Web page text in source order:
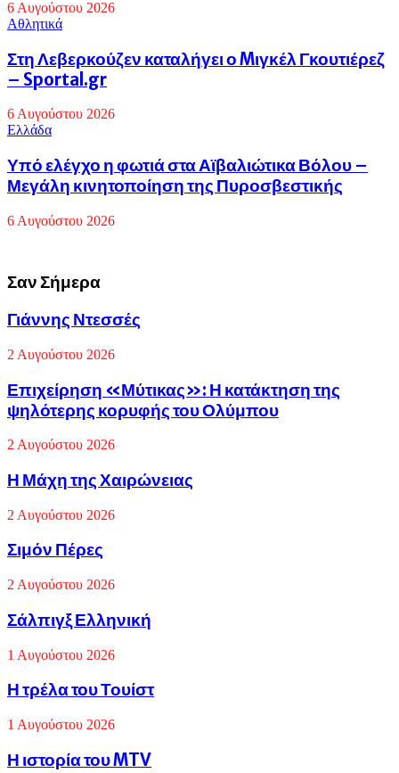
6 Αυγούστου 2026
Αθλητικά
Στη Λεβερκούζεν καταλήγει ο Mιγκέλ Γκουτιέρεζ
– Sportal.gr
6 Αυγούστου 2026
Eλλάδα
Υπό ελέγχο η φωτιά στα Αϊβαλιώτικα Βόλου –
Μεγάλη κινητοποίηση της Πυροσβεστικής
6 Αυγούστου 2026
Σαν Σήμερα
Γιάννης
Ντεσσές
Γιάννης Ντεσσές
2 Αυγούστου 2026
Επιχείρηση
«Μύτικας»:
Η
της
κορυφής
Ολύμπου
Επιχείρηση «Μύτικας»: Η κατάκτηση της
ψηλότερης κορυφής του Ολύμπου
2 Αυγούστου 2026
Η
Μάχη
της
Χαιρώνειας
Η Μάχη της Χαιρώνειας
2 Αυγούστου 2026
Σιμόν
Πέρες
Σιμόν Πέρες
2 Αυγούστου 2026
Σάλπιγξ
Ελληνική
Σάλπιγξ Ελληνική
1 Αυγούστου 2026
Η
τρέλα
του
Τουίστ
Η τρέλα του Τουίστ
1 Αυγούστου 2026
Η
Η ιστορία του MTV